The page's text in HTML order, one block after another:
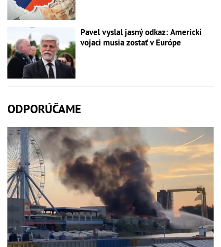
Pavel vyslal jasný odkaz: Americkí
vojaci musia zostať v Európe
ODPORÚČAME